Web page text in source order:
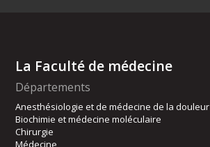
La Faculté de médecine
Départements
Anesthésiologie et de médecine de la douleur
Biochimie et médecine moléculaire
Chirurgie
Médecine